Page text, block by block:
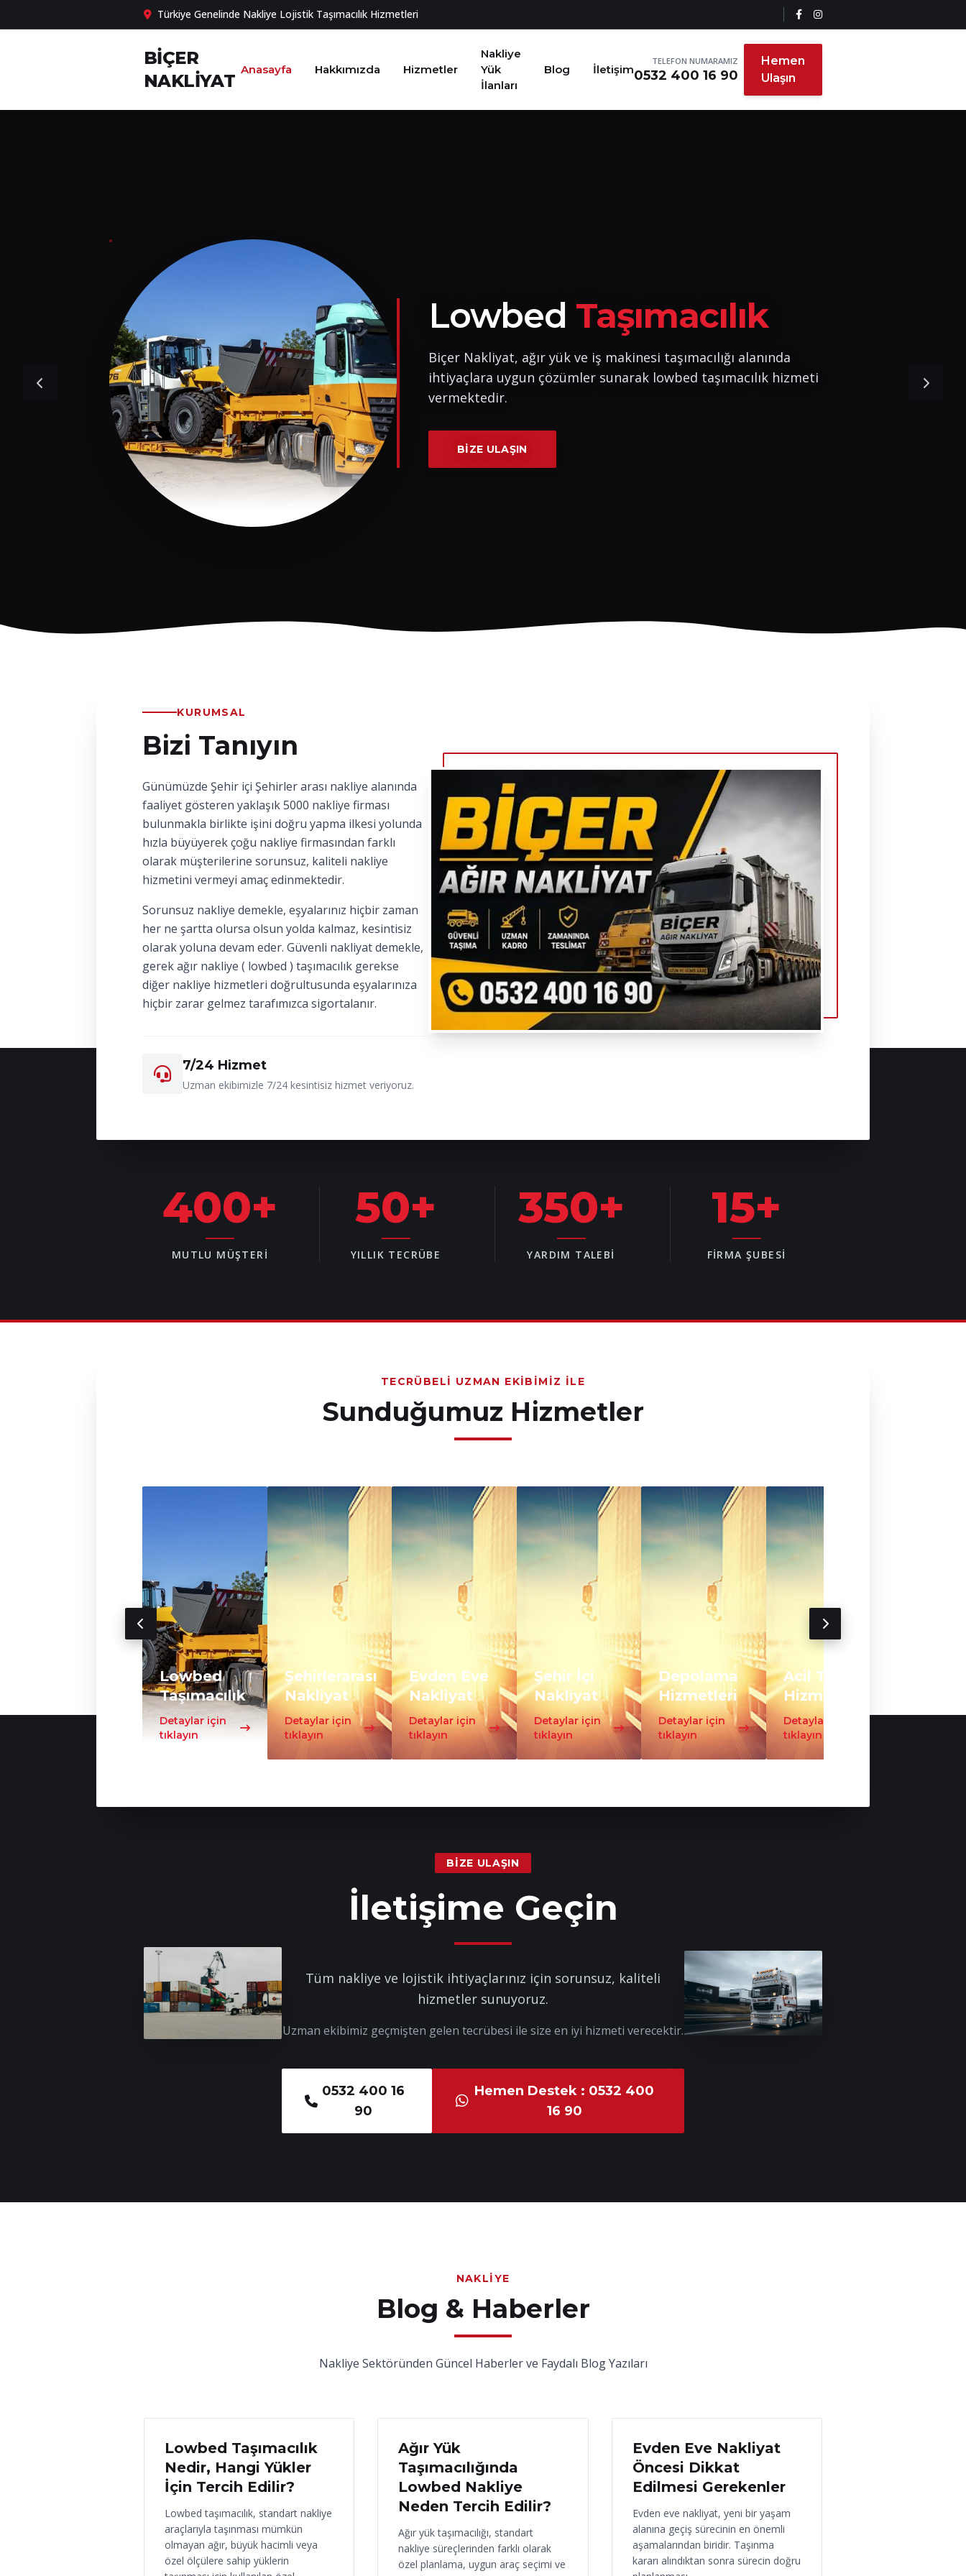
Türkiye Genelinde Nakliye Lojistik Taşımacılık Hizmetleri
BİÇER
NAKLİYAT
Anasayfa Hakkımızda Hizmetler
Nakliye
Yük
İlanları
Blog İletişim
TELEFON NUMARAMIZ
0532 400 16 90
Hemen
Ulaşın
Lowbed Taşımacılık
Biçer Nakliyat, ağır yük ve iş makinesi taşımacılığı alanında
ihtiyaçlara uygun çözümler sunarak lowbed taşımacılık hizmeti
vermektedir.
BIZE ULAŞIN
KURUMSAL
Bizi Tanıyın
Günümüzde Şehir içi Şehirler arası nakliye alanında
faaliyet gösteren yaklaşık 5000 nakliye firması
bulunmakla birlikte işini doğru yapma ilkesi yolunda
hızla büyüyerek çoğu nakliye firmasından farklı
olarak müşterilerine sorunsuz, kaliteli nakliye
hizmetini vermeyi amaç edinmektedir.
Sorunsuz nakliye demekle, eşyalarınız hiçbir zaman
her ne şartta olursa olsun yolda kalmaz, kesintisiz
olarak yoluna devam eder. Güvenli nakliyat demekle,
gerek ağır nakliye ( lowbed ) taşımacılık gerekse
diğer nakliye hizmetleri doğrultusunda eşyalarınıza
hiçbir zarar gelmez tarafımızca sigortalanır.
7/24 Hizmet
Uzman ekibimizle 7/24 kesintisiz hizmet veriyoruz.
400+
MUTLU MÜŞTERI
50+
YILLIK TECRÜBE
350+
YARDIM TALEBI
15+
FIRMA ŞUBESI
TECRÜBELI UZMAN EKIBIMIZ İLE
Sunduğumuz Hizmetler
Lowbed
Taşımacılık
Detaylar için
tıklayın
Şehirlerarası
Nakliyat
Detaylar için
tıklayın
Evden Eve
Nakliyat
Detaylar için
tıklayın
Şehir İçi
Nakliyat
Detaylar için
tıklayın
Depolama
Hizmetleri
Detaylar için
tıklayın
Acil Taşıma
Hizmeti
Detaylar için
tıklayın
BIZE ULAŞIN
İletişime Geçin
Tüm nakliye ve lojistik ihtiyaçlarınız için sorunsuz, kaliteli
hizmetler sunuyoruz.
Uzman ekibimiz geçmişten gelen tecrübesi ile size en iyi hizmeti verecektir.
0532 400 16
90
Hemen Destek : 0532 400
16 90
NAKLIYE
Blog & Haberler
Nakliye Sektöründen Güncel Haberler ve Faydalı Blog Yazıları
18 Haziran 2026
Lowbed Taşımacılık
Nedir, Hangi Yükler
İçin Tercih Edilir?
Lowbed taşımacılık, standart nakliye
araçlarıyla taşınması mümkün
olmayan ağır, büyük hacimli veya
özel ölçülere sahip yüklerin
17 Haziran 2026
Ağır Yük
Taşımacılığında
Lowbed Nakliye
Neden Tercih Edilir?
Ağır yük taşımacılığı, standart
nakliye süreçlerinden farklı olarak
özel planlama, uygun araç seçimi ve
16 Haziran 2026
Evden Eve Nakliyat
Öncesi Dikkat
Edilmesi Gerekenler
Evden eve nakliyat, yeni bir yaşam
alanına geçiş sürecinin en önemli
aşamalarından biridir. Taşınma
kararı alındıktan sonra sürecin doğru